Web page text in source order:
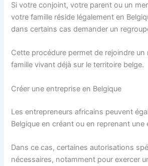
Si votre conjoint, votre parent ou un
votre famille réside légalement en
dans certains cas demander un
Cette procédure permet de rejoindre
famille vivant déjà sur le territoire belge.
Créer une entreprise en Belgique
Les entrepreneurs africains peuvent
Belgique en créant ou en reprenant une
Dans ce cas, certaines autorisations
nécessaires, notamment pour exercer